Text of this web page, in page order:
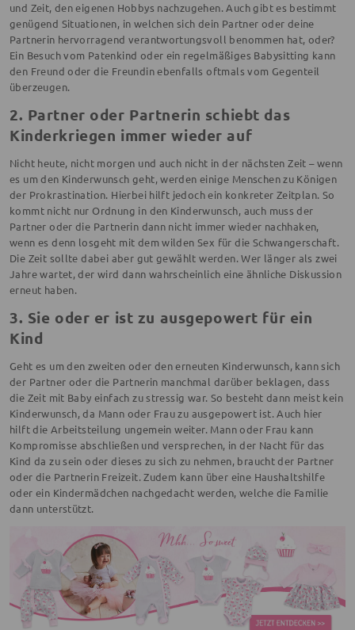
und Zeit, den eigenen Hobbys nachzugehen. Auch gibt es bestimmt
genügend Situationen, in welchen sich dein Partner oder deine
Partnerin hervorragend verantwortungsvoll benommen hat, oder?
Ein Besuch vom Patenkind oder ein regelmäßiges Babysitting kann
den Freund oder die Freundin ebenfalls oftmals vom Gegenteil
überzeugen.
2. Partner oder Partnerin schiebt das
Kinderkriegen immer wieder auf
Nicht heute, nicht morgen und auch nicht in der nächsten Zeit – wenn
es um den Kinderwunsch geht, werden einige Menschen zu Königen
der Prokrastination. Hierbei hilft jedoch ein konkreter Zeitplan. So
kommt nicht nur Ordnung in den Kinderwunsch, auch muss der
Partner oder die Partnerin dann nicht immer wieder nachhaken,
wenn es denn losgeht mit dem wilden Sex für die Schwangerschaft.
Die Zeit sollte dabei aber gut gewählt werden. Wer länger als zwei
Jahre wartet, der wird dann wahrscheinlich eine ähnliche Diskussion
erneut haben.
3. Sie oder er ist zu ausgepowert für ein
Kind
Geht es um den zweiten oder den erneuten Kinderwunsch, kann sich
der Partner oder die Partnerin manchmal darüber beklagen, dass
die Zeit mit Baby einfach zu stressig war. So besteht dann meist kein
Kinderwunsch, da Mann oder Frau zu ausgepowert ist. Auch hier
hilft die Arbeitsteilung ungemein weiter. Mann oder Frau kann
Kompromisse abschließen und versprechen, in der Nacht für das
Kind da zu sein oder dieses zu sich zu nehmen, braucht der Partner
oder die Partnerin Freizeit. Zudem kann über eine Haushaltshilfe
oder ein Kindermädchen nachgedacht werden, welche die Familie
dann unterstützt.